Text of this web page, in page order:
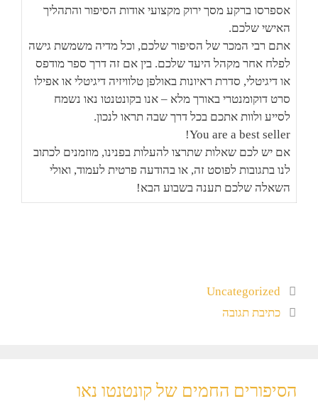
אספרסו ברקע מסך ירוק מקצועי אודות הסיפור והתהליך
האישי שלכם.
אתם רבי המכר של הסיפור שלכם, וכל מדיה משמשת גישה
לפלח אחר מקהל היעד שלכם. בין אם זה דרך ספר מודפס
או דיגיטלי, סדרת ראיונות באולפן טלוויזיה דיגיטלי או אפילו
סרט דוקומנטרי באורך מלא – אנו בקונטנטו נאו נשמח
לסייע ולוות אתכם בכל דרך שבה תראו לנכון.
You are a best seller!
אם יש לכם שאלות שתרצו להעלות בפנינו, מוזמנים לכתוב
לנו בתגובות לפוסט זה, או בהודעה פרטית לעמוד, ואולי
השאלה שלכם תענה בשבוע הבא!
Uncategorized
כתיבת תגובה
הסיפורים החמים של קונטנטו נאו